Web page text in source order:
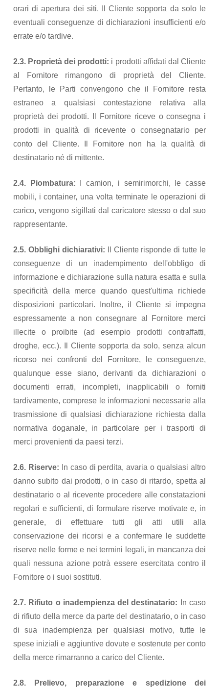
orari di apertura dei siti. Il Cliente sopporta da solo le
eventuali conseguenze di dichiarazioni insufficienti e/o
errate e/o tardive.
2.3. Proprietà dei prodotti: i prodotti affidati dal Cliente
al Fornitore rimangono di proprietà del Cliente.
Pertanto, le Parti convengono che il Fornitore resta
estraneo a qualsiasi contestazione relativa alla
proprietà dei prodotti. Il Fornitore riceve o consegna i
prodotti in qualità di ricevente o consegnatario per
conto del Cliente. Il Fornitore non ha la qualità di
destinatario né di mittente.
2.4. Piombatura: I camion, i semirimorchi, le casse
mobili, i container, una volta terminate le operazioni di
carico, vengono sigillati dal caricatore stesso o dal suo
rappresentante.
2.5. Obblighi dichiarativi: Il Cliente risponde di tutte le
conseguenze di un inadempimento dell'obbligo di
informazione e dichiarazione sulla natura esatta e sulla
specificità della merce quando quest'ultima richiede
disposizioni particolari. Inoltre, il Cliente si impegna
espressamente a non consegnare al Fornitore merci
illecite o proibite (ad esempio prodotti contraffatti,
droghe, ecc.). Il Cliente sopporta da solo, senza alcun
ricorso nei confronti del Fornitore, le conseguenze,
qualunque esse siano, derivanti da dichiarazioni o
documenti errati, incompleti, inapplicabili o forniti
tardivamente, comprese le informazioni necessarie alla
trasmissione di qualsiasi dichiarazione richiesta dalla
normativa doganale, in particolare per i trasporti di
merci provenienti da paesi terzi.
2.6. Riserve: In caso di perdita, avaria o qualsiasi altro
danno subito dai prodotti, o in caso di ritardo, spetta al
destinatario o al ricevente procedere alle constatazioni
regolari e sufficienti, di formulare riserve motivate e, in
generale, di effettuare tutti gli atti utili alla
conservazione dei ricorsi e a confermare le suddette
riserve nelle forme e nei termini legali, in mancanza dei
quali nessuna azione potrà essere esercitata contro il
Fornitore o i suoi sostituti.
2.7. Rifiuto o inadempienza del destinatario: In caso
di rifiuto della merce da parte del destinatario, o in caso
di sua inadempienza per qualsiasi motivo, tutte le
spese iniziali e aggiuntive dovute e sostenute per conto
della merce rimarranno a carico del Cliente.
2.8. Prelievo, preparazione e spedizione dei